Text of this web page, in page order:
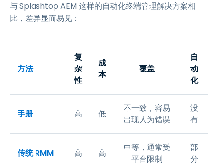
与 Splashtop AEM 这样的自动化终端管理解决方案相
比，差异显而易见：
方法
复
杂
性
成
本
覆盖
自
动
化
手册 高 低
不一致，容易
出现人为错误
没
有
传统 RMM 高 高
中等，通常受
平台限制
部
分